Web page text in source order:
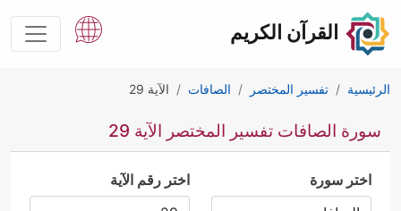
القرآن الكريم
الرئيسية تفسير المختصر الصافات الآية 29
سورة الصافات تفسير المختصر الآية 29
اختر سورة اختر رقم الآية